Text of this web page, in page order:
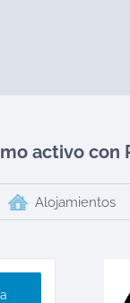
activo con
Alojamientos